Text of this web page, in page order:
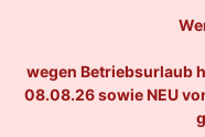
wegen Betriebsurlaub
08.08.26 sowie NEU